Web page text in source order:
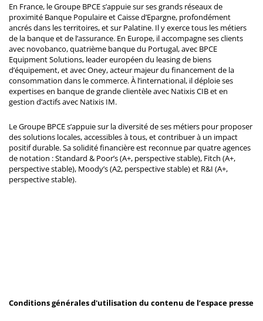
En France, le Groupe BPCE s’appuie sur ses grands réseaux de
proximité Banque Populaire et Caisse d’Epargne, profondément
ancrés dans les territoires, et sur Palatine. Il y exerce tous les métiers
de la banque et de l’assurance. En Europe, il accompagne ses clients
avec novobanco, quatrième banque du Portugal, avec BPCE
Equipment Solutions, leader européen du leasing de biens
d’équipement, et avec Oney, acteur majeur du financement de la
consommation dans le commerce. À l’international, il déploie ses
expertises en banque de grande clientèle avec Natixis CIB et en
gestion d’actifs avec Natixis IM.
Le Groupe BPCE s’appuie sur la diversité de ses métiers pour proposer
des solutions locales, accessibles à tous, et contribuer à un impact
positif durable. Sa solidité financière est reconnue par quatre agences
de notation : Standard & Poor’s (A+, perspective stable), Fitch (A+,
perspective stable), Moody’s (A2, perspective stable) et R&I (A+,
perspective stable).
Conditions générales d'utilisation du contenu de l’espace presse